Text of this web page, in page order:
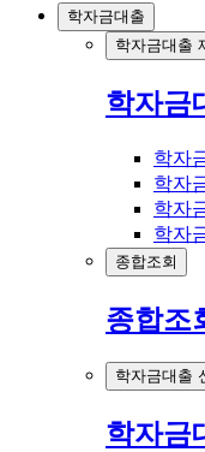
학자금대출
학자금대출
학자금
학자
학자
학자
학자
종합조회
종합조
학자금대출
학자금